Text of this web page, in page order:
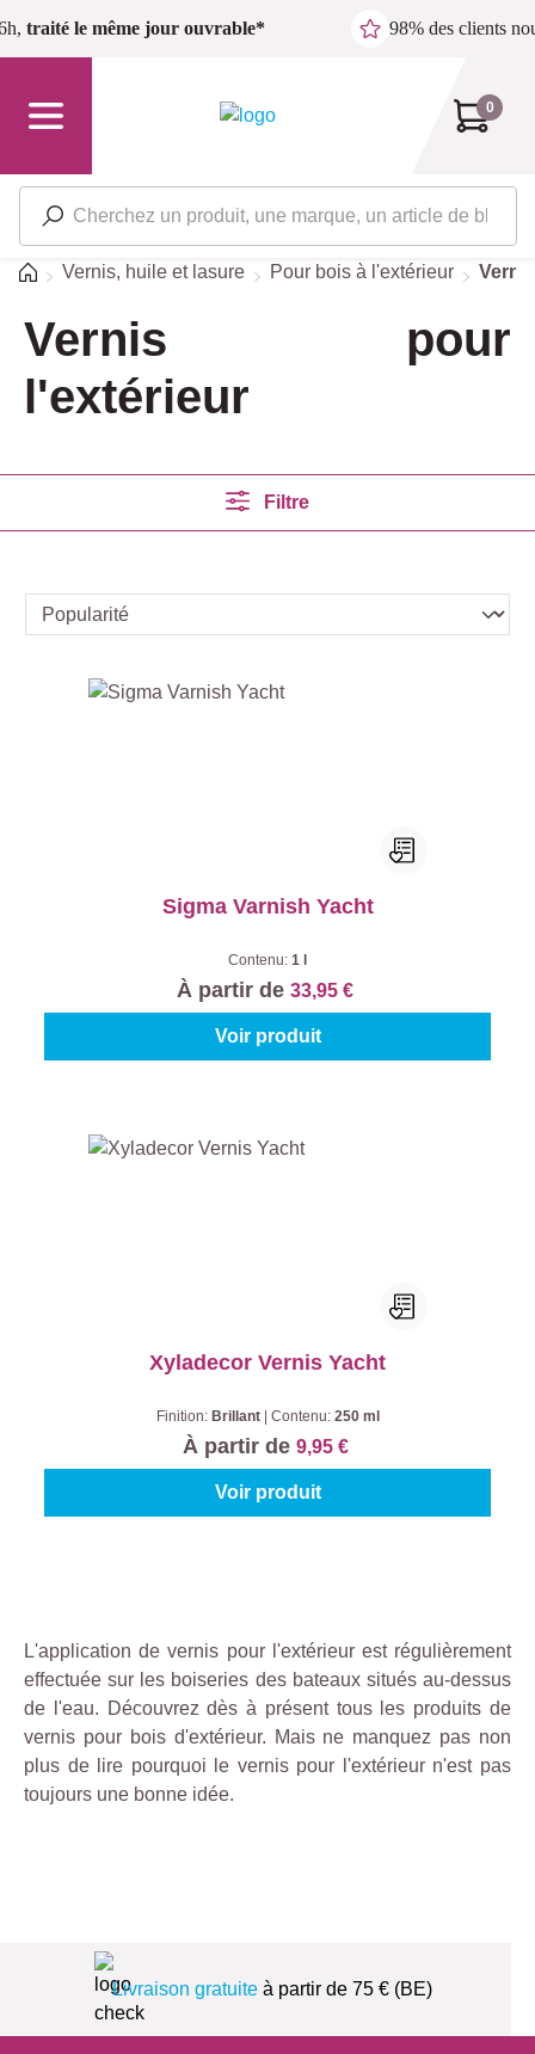
Passer au contenu principal
traité le même jour ouvrable* 98% des clients
0
Accueil
Vernis, huile et lasure Pour bois à l'extérieur
Vernis pour
l'extérieur
Filtre
Sigma Varnish Yacht
Contenu: 1 l
À partir de 33,95 €
Voir produit
Xyladecor Vernis Yacht
Finition: Brillant Contenu: 250 ml
À partir de 9,95 €
Voir produit
L'application de vernis pour l'extérieur est régulièrement
effectuée sur les boiseries des bateaux situés au-dessus
de l'eau. Découvrez dès à présent tous les produits de
vernis pour bois d'extérieur. Mais ne manquez pas non
plus de lire pourquoi le vernis pour l'extérieur n'est pas
toujours une bonne idée.
Livraison gratuiteà partir de 75 € (BE)